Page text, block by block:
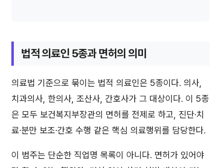
법적 의료인 5종과 면허의 의미
의료법 기준으로 묶이는 법적 의료인은 5종이다. 의사,
치과의사, 한의사, 조산사, 간호사가 그 대상이다. 이 5종
은 모두 보건복지부장관의 면허를 전제로 하고, 진단·치
료·분만 보조·간호 수행 같은 핵심 의료행위를 담당한다.
이 범주는 단순한 직업명 목록이 아니다. 면허가 있어야